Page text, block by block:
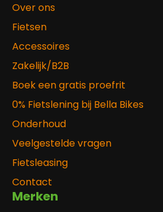
Over ons
Fietsen
Accessoires
Zakelijk/B2B
Boek een gratis proefrit
0% Fietslening bij Bella Bikes
Onderhoud
Veelgestelde vragen
Fietsleasing
Contact
Merken